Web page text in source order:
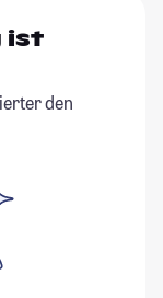
ist
den